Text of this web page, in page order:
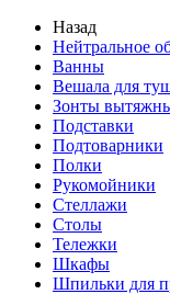
Назад
Нейтральное
Ванны
Вешала для
Зонты
Подставки
Подтоварники
Полки
Рукомойники
Стеллажи
Столы
Тележки
Шкафы
Шпильки для